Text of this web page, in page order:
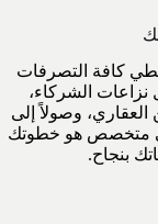
كافة التصرفات
نزاعات الشركاء،
العقاري، وصولاً إلى
متخصص هو خطوتك
بنجاح.